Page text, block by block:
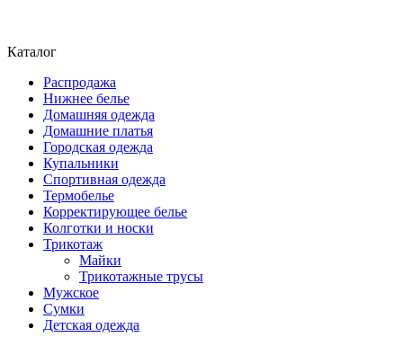
Каталог
Распродажа
Нижнее белье
Домашняя одежда
Домашние платья
Городская одежда
Купальники
Спортивная одежда
Термобелье
Корректирующее белье
Колготки и носки
Трикотаж
Майки
Трикотажные трусы
Мужское
Сумки
Детская одежда